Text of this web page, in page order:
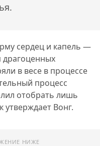
сердец и капель —
в весе в процессе
процесс
отобрать лишь
Вонг.
НИЖЕ